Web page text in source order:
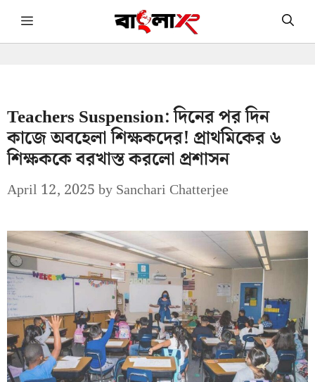
Skip Menu
Teachers Suspension: দিনের পর দিন
কাজে অবহেলা শিক্ষকদের! প্রাথমিকের ৬
শিক্ষককে বরখাস্ত করলো প্রশাসন
April 12, 2025bySanchari Chatterjee